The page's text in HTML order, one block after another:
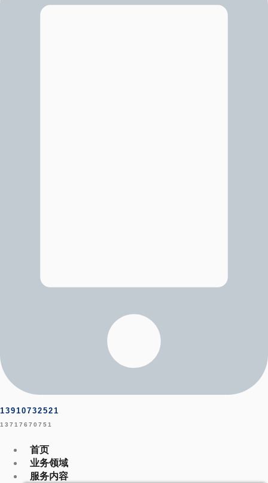
13910732521
13717670751
首页
业务领域
服务内容